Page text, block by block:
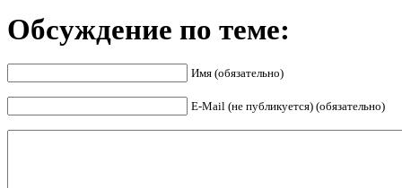
Обсуждение по теме:
Имя (обязательно)
E-Mail (не публикуется) (обязательно)